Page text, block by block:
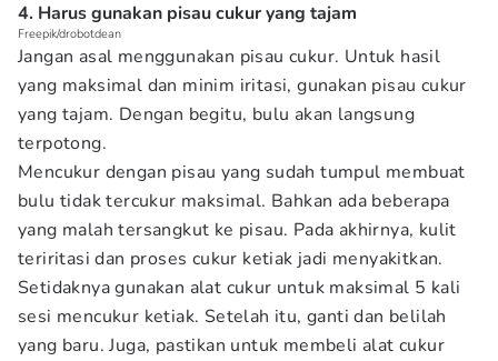
4. Harus gunakan pisau cukur yang tajam
Freepik/drobotdean
Jangan asal menggunakan pisau cukur. Untuk hasil
yang maksimal dan minim iritasi, gunakan pisau cukur
yang tajam. Dengan begitu, bulu akan langsung
terpotong.
Mencukur dengan pisau yang sudah tumpul membuat
bulu tidak tercukur maksimal. Bahkan ada beberapa
yang malah tersangkut ke pisau. Pada akhirnya, kulit
teriritasi dan proses cukur ketiak jadi menyakitkan.
Setidaknya gunakan alat cukur untuk maksimal 5 kali
sesi mencukur ketiak. Setelah itu, ganti dan belilah
yang baru. Juga, pastikan untuk membeli alat cukur